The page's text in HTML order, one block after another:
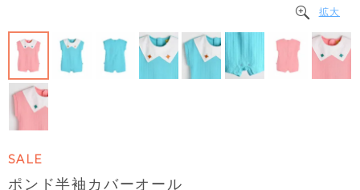
拡大
SALE
ポンド半袖カバーオール